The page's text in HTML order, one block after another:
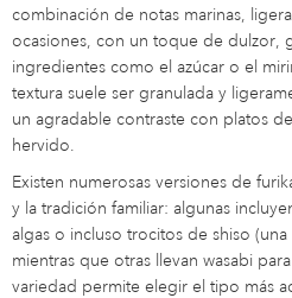
combinación de notas marinas,
ocasiones, con un toque de dulzor,
ingredientes como el azúcar o el
textura suele ser granulada y
un agradable contraste con platos
hervido.
Existen numerosas versiones de
y la tradición familiar: algunas
algas o incluso trocitos de shiso
mientras que otras llevan wasabi
variedad permite elegir el tipo más